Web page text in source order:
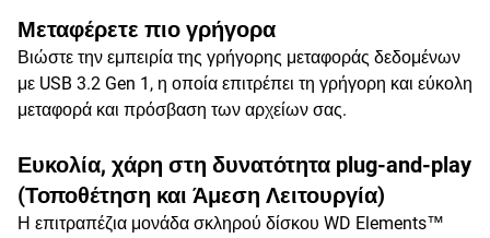
Μεταφέρετε πιο γρήγορα
Βιώστε την εμπειρία της γρήγορης μεταφοράς δεδομένων
με USB 3.2 Gen 1, η οποία επιτρέπει τη γρήγορη και εύκολη
μεταφορά και πρόσβαση των αρχείων σας.
Ευκολία, χάρη στη δυνατότητα plug-and-play
(Τοποθέτηση και Άμεση Λειτουργία)
Η επιτραπέζια μονάδα σκληρού δίσκου WD Elements™